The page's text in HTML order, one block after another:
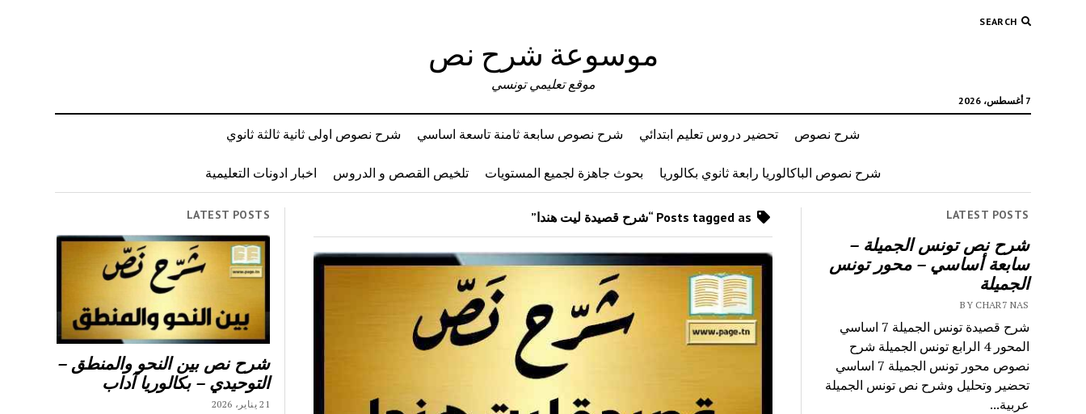
SEARCH
موسوعة شرح نص
7 أغسطس، 2026
موقع تعليمي تونسي
شرح نصوص تحضير دروس تعليم ابتدائي شرح نصوص سابعة ثامنة تاسعة اساسي شرح نصوص اولى ثانية ثالثة ثانوي
شرح نصوص الباكالوريا رابعة ثانوي بكالوريا بحوث جاهزة لجميع المستويات تلخيص القصص و الدروس اخبار ادونات التعليمية
LATEST POSTS
شرح نص تونس الجميلة –
سابعة أساسي – محور تونس
الجميلة
BY CHAR7 NAS
شرح قصيدة تونس الجميلة 7 اساسي
المحور 4 الرابع تونس الجميلة شرح
نصوص محور تونس الجميلة 7 اساسي
تحضير وتحليل وشرح نص تونس الجميلة
عربية...
LATEST POSTS
شرح نص بين النحو والمنطق –
التوحيدي – بكالوريا آداب
21 يناير، 2026